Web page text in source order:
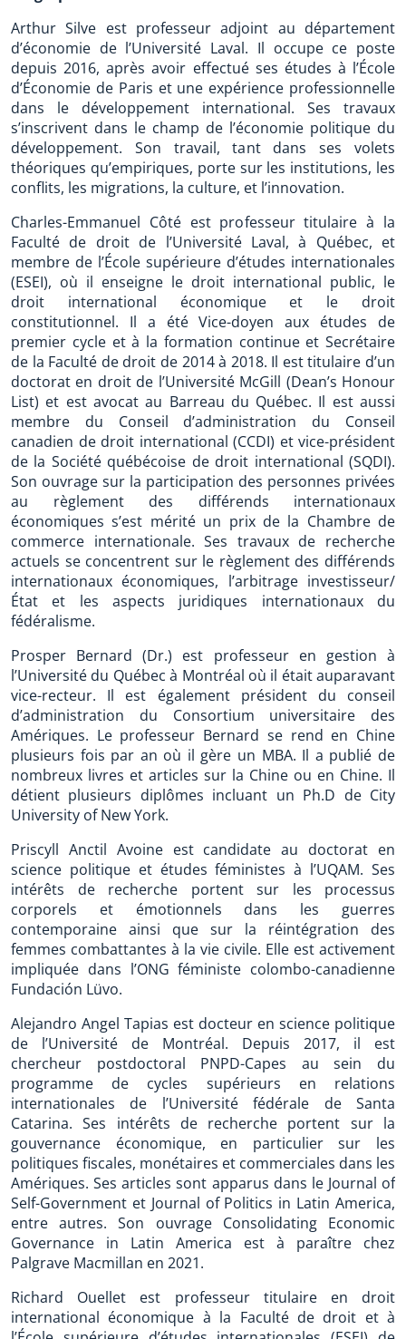
Arthur Silve est professeur adjoint au département
d’économie de l’Université Laval. Il occupe ce poste
depuis 2016, après avoir effectué ses études à l’École
d’Économie de Paris et une expérience professionnelle
dans le développement international. Ses travaux
s’inscrivent dans le champ de l’économie politique du
développement. Son travail, tant dans ses volets
théoriques qu’empiriques, porte sur les institutions, les
conflits, les migrations, la culture, et l’innovation.
Charles-Emmanuel Côté est professeur titulaire à la
Faculté de droit de l’Université Laval, à Québec, et
membre de l’École supérieure d’études internationales
(ESEI), où il enseigne le droit international public, le
droit international économique et le droit
constitutionnel. Il a été Vice-doyen aux études de
premier cycle et à la formation continue et Secrétaire
de la Faculté de droit de 2014 à 2018. Il est titulaire d’un
doctorat en droit de l’Université McGill (Dean’s Honour
List) et est avocat au Barreau du Québec. Il est aussi
membre du Conseil d’administration du Conseil
canadien de droit international (CCDI) et vice-président
de la Société québécoise de droit international (SQDI).
Son ouvrage sur la participation des personnes privées
au règlement des différends internationaux
économiques s’est mérité un prix de la Chambre de
commerce internationale. Ses travaux de recherche
actuels se concentrent sur le règlement des différends
internationaux économiques, l’arbitrage investisseur/
État et les aspects juridiques internationaux du
fédéralisme.
Prosper Bernard (Dr.) est professeur en gestion à
l’Université du Québec à Montréal où il était auparavant
vice-recteur. Il est également président du conseil
d’administration du Consortium universitaire des
Amériques. Le professeur Bernard se rend en Chine
plusieurs fois par an où il gère un MBA. Il a publié de
nombreux livres et articles sur la Chine ou en Chine. Il
détient plusieurs diplômes incluant un Ph.D de City
University of New York.
Priscyll Anctil Avoine est candidate au doctorat en
science politique et études féministes à l’UQAM. Ses
intérêts de recherche portent sur les processus
corporels et émotionnels dans les guerres
contemporaine ainsi que sur la réintégration des
femmes combattantes à la vie civile. Elle est activement
impliquée dans l’ONG féministe colombo-canadienne
Fundación Lüvo.
Alejandro Angel Tapias est docteur en science politique
de l’Université de Montréal. Depuis 2017, il est
chercheur postdoctoral PNPD-Capes au sein du
programme de cycles supérieurs en relations
internationales de l’Université fédérale de Santa
Catarina. Ses intérêts de recherche portent sur la
gouvernance économique, en particulier sur les
politiques fiscales, monétaires et commerciales dans les
Amériques. Ses articles sont apparus dans le Journal of
Self-Government et Journal of Politics in Latin America,
entre autres. Son ouvrage Consolidating Economic
Governance in Latin America est à paraître chez
Palgrave Macmillan en 2021.
Richard Ouellet est professeur titulaire en droit
international économique à la Faculté de droit et à